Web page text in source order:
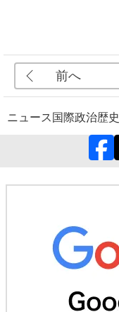
前へ
ニュース 国際政治歴史